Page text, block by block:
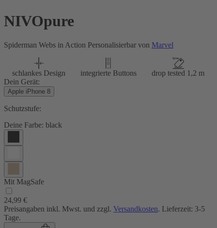
NIVOpure
Spiderman Webs in Action Personalisierbar von Marvel
schlankes Design integrierte Buttons
drop tested 1,2 m
Dein Gerät:
Apple iPhone 8
Schutzstufe:
Deine Farbe: black
Mit MagSafe
24,99 €
Preisangaben inkl. Mwst. und zzgl. Versandkosten. Lieferzeit: 3-5
Tage.